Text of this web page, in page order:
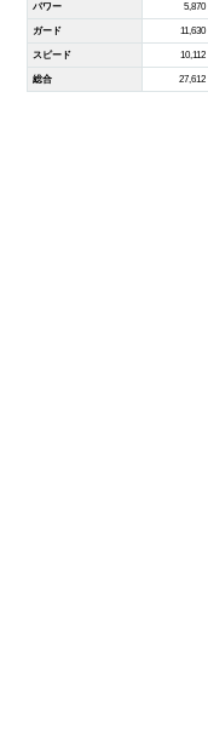
パワー 5,870
ガード 11,630
スピード 10,112
総合 27,612